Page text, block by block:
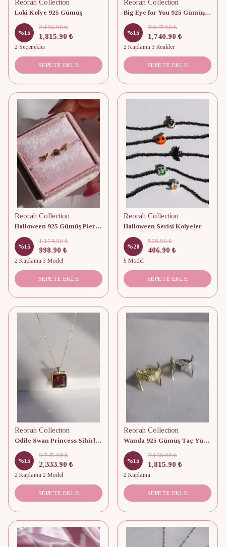
Reorah Collection
Loki Kolye 925 Gümüş
%15
2,136.90 ₺
1,815.90 ₺
2 Seçenekler
SEPETE EKLE
Reorah Collection
Big Eye for You 925 Gümüş Kolye
%15
2,047.90 ₺
1,740.90 ₺
2 Kaplama 3 Renkler
SEPETE EKLE
Reorah Collection
Halloween 925 Gümüş Piercing
%15
1,174.90 ₺
998.90 ₺
2 Kaplama 3 Model
SEPETE EKLE
Reorah Collection
Halloween Serisi Kolyeler
%20
508.90 ₺
406.90 ₺
5 Model
SEPETE EKLE
Reorah Collection
Odile Swan Princess Sihirli Kolye 925 Gümüş
%15
2,745.90 ₺
2,333.90 ₺
2 Kaplama 2 Model
SEPETE EKLE
Reorah Collection
Wanda 925 Gümüş Taç Yüzük
%15
2,136.90 ₺
1,815.90 ₺
2 Kaplama
SEPETE EKLE